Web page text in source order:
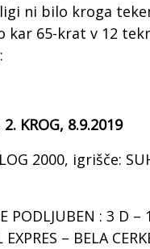
ni bilo kroga
kar 65-krat v 12
KROG, 8.9.2019
2000, igrišče:
PODLJUBEN : 3 D –
– BELA